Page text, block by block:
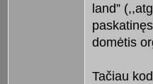
land”
domėtis
Tačiau